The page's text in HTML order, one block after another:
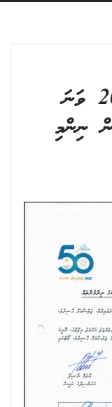
ލ.މުންޑޫ ކައުންސިލްގެ 2022 ވަނަ
ނިންމި